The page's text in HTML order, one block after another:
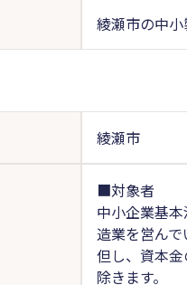
綾瀬市の中
綾瀬市
■対象者
中小企業基
造業を営ん
但し、資本
除きます。